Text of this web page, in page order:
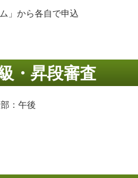
」から各自で申込
・昇段審査
：午後